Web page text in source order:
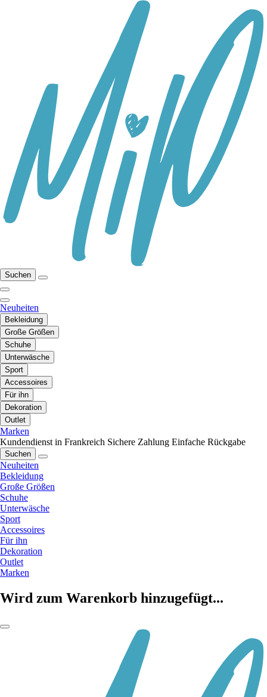
Suchen
Neuheiten
Bekleidung
Große Größen
Schuhe
Unterwäsche
Sport
Accessoires
Für ihn
Dekoration
Outlet
Marken
Kundendienst in Frankreich Sichere Zahlung Einfache Rückgabe
Suchen
Neuheiten
Bekleidung
Große Größen
Schuhe
Unterwäsche
Sport
Accessoires
Für ihn
Dekoration
Outlet
Marken
Wird zum Warenkorb hinzugefügt...